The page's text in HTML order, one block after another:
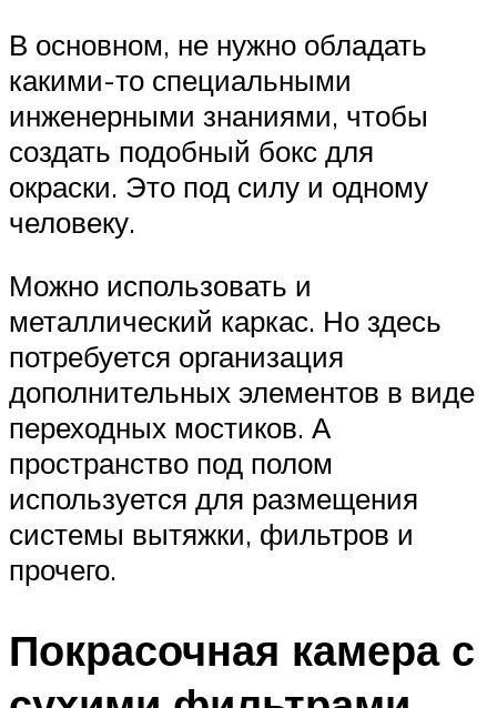
В основном, не нужно обладать
какими-то специальными
инженерными знаниями, чтобы
создать подобный бокс для
окраски. Это под силу и одному
человеку.
Можно использовать и
металлический каркас. Но здесь
потребуется организация
дополнительных элементов в виде
переходных мостиков. А
пространство под полом
используется для размещения
системы вытяжки, фильтров и
прочего.
Покрасочная камера с